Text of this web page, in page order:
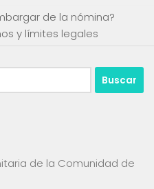
de la nómina?
y límites legales
de la Comunidad de